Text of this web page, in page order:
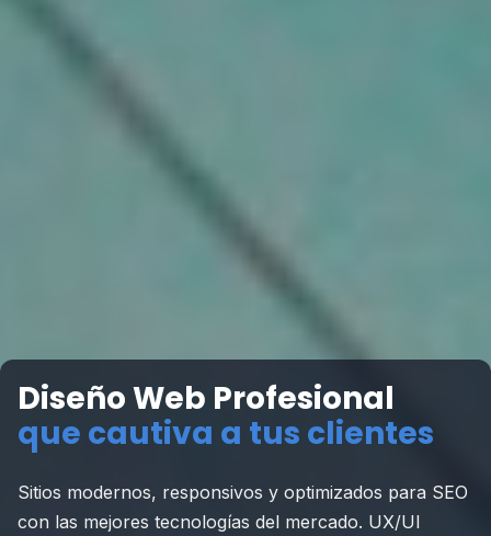
Diseño Web Profesional
que cautiva a tus clientes
Sitios modernos, responsivos y optimizados para SEO
con las mejores tecnologías del mercado. UX/UI